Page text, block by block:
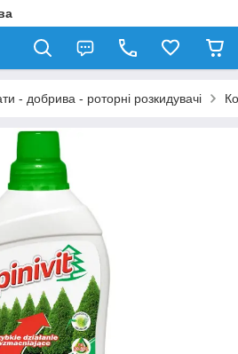
- добрива - роторні розкидувачі